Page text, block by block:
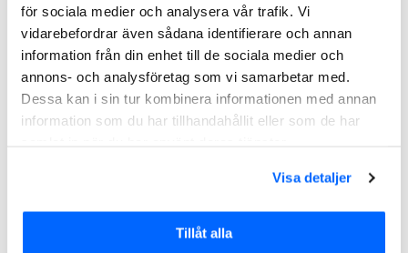
för sociala medier och analysera vår trafik. Vi
vidarebefordrar även sådana identifierare och annan
information från din enhet till de sociala medier och
annons- och analysföretag som vi samarbetar med.
Dessa kan i sin tur kombinera informationen med annan
information som du har tillhandahållit eller som de har
Visa detaljer
Tillåt alla
värmepump. Oavsett om det gäller ditt hem eller ditt
företag, kan våra skräddarsydda lösningar säkerställa
en behaglig atmosfär samtidigt som de håller dina
elkostnader på en minimal nivå .
Överväganden av kostnad och
vintrar jämfört med vissa andra delar av Sverige, kan